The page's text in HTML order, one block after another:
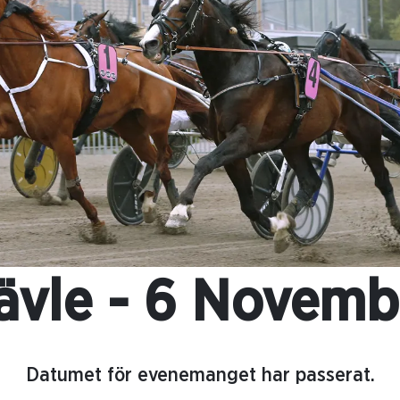
- 6
Datumet för evenemanget har passerat.